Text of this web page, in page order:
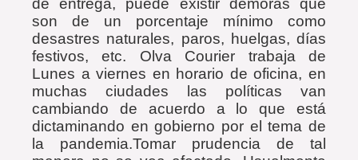
de entrega, puede existir demoras que
son de un porcentaje mínimo como
desastres naturales, paros, huelgas, días
festivos, etc. Olva Courier trabaja de
Lunes a viernes en horario de oficina, en
muchas ciudades las políticas van
cambiando de acuerdo a lo que está
dictaminando en gobierno por el tema de
la pandemia.Tomar prudencia de tal